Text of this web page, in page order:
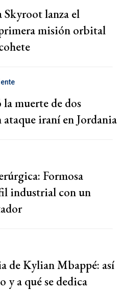
lanza el
misión orbital
muerte de dos
ataque iraní en Jordania
Formosa
industrial con un
de Kylian Mbappé: así
y a qué se dedica